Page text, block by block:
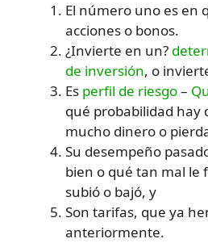
El número uno es en
acciones o bonos.
¿Invierte en un?
de inversión, o
Es perfil de riesgo–
qué probabilidad hay
mucho dinero o
Su desempeño
bien o qué tan mal le
subió o bajó, y
Son tarifas, que ya
anteriormente.